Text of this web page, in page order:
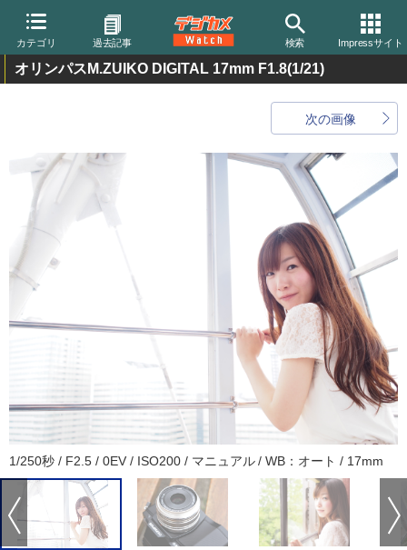
カテゴリ 過去記事 検索 Impressサイト
オリンパスM.ZUIKO DIGITAL 17mm F1.8(1/21)
次の画像
1/250秒 / F2.5 / 0EV / ISO200 / マニュアル / WB：オート / 17mm